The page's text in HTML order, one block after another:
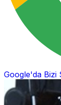
Google'da Bizi